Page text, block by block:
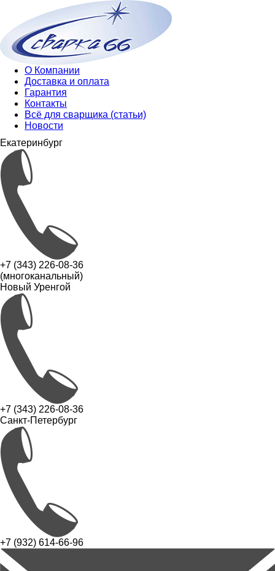
О Компании
Доставка и оплата
Гарантия
Контакты
Всё для сварщика (статьи)
Новости
Екатеринбург
+7 (343) 226-08-36
(многоканальный)
Новый Уренгой
+7 (343) 226-08-36
Санкт-Петербург
+7 (932) 614-66-96